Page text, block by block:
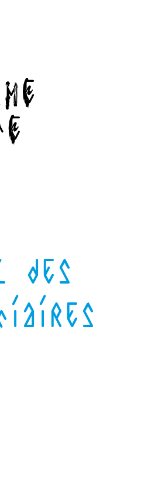
des